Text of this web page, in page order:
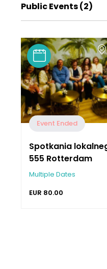
Public Events (2)
Event Ended
Spotkania
555 Rotterdam
Multiple Dates
EUR 80.00